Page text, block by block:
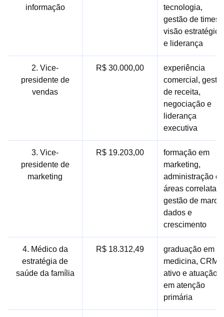
informação
tecnologia,
gestão de times,
visão estratégica
e liderança
2. Vice-
presidente de
vendas
R$ 30.000,00
experiência
comercial,
de receita,
negociação e
liderança
executiva
3. Vice-
presidente de
marketing
R$ 19.203,00
formação em
marketing,
administração ou
áreas correlatas,
gestão de marca,
dados e
crescimento
4. Médico da
estratégia de
saúde da família
R$ 18.312,49
graduação em
medicina, CRM
ativo e atuação
em atenção
primária